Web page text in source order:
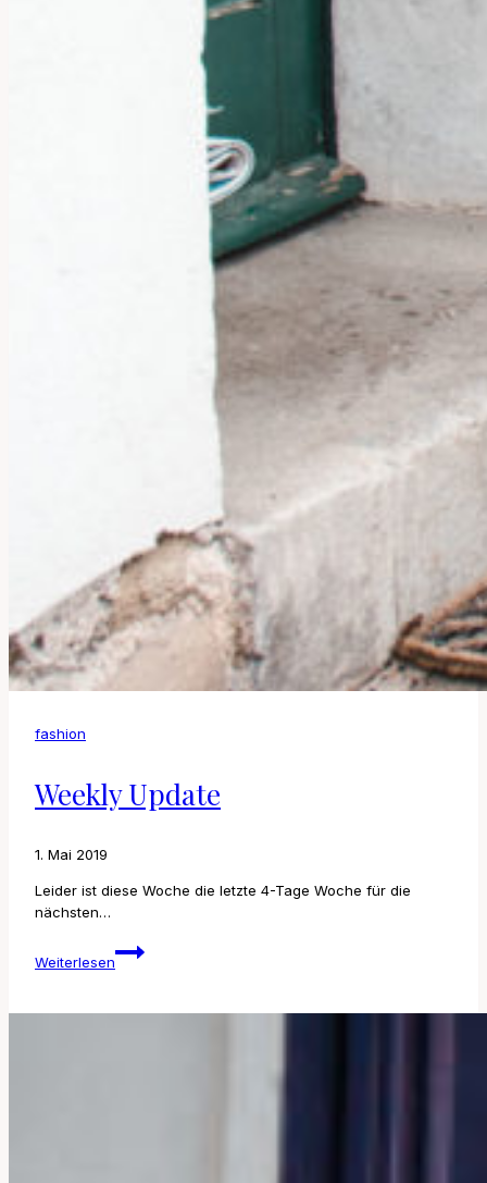
fashion
Weekly Update
1. Mai 2019
Leider ist diese Woche die letzte 4-Tage Woche für die
nächsten…
Weiterlesen
Weekly
Update